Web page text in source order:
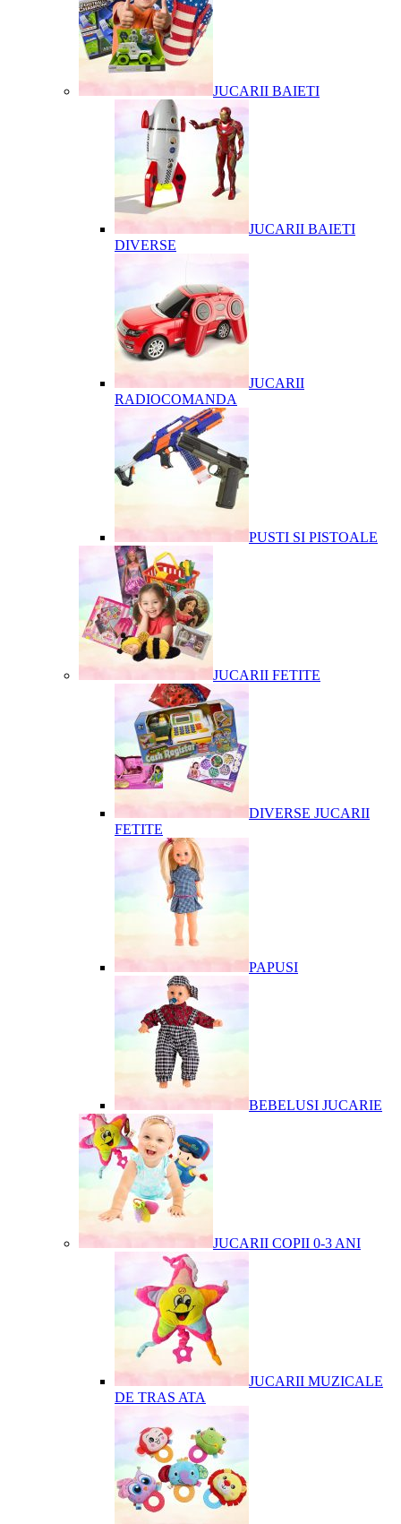
JUCARII BAIETI
JUCARII BAIETI
DIVERSE
JUCARII
RADIOCOMANDA
PUSTI SI PISTOALE
JUCARII FETITE
DIVERSE JUCARII
FETITE
PAPUSI
BEBELUSI JUCARIE
JUCARII COPII 0-3 ANI
JUCARII MUZICALE
DE TRAS ATA